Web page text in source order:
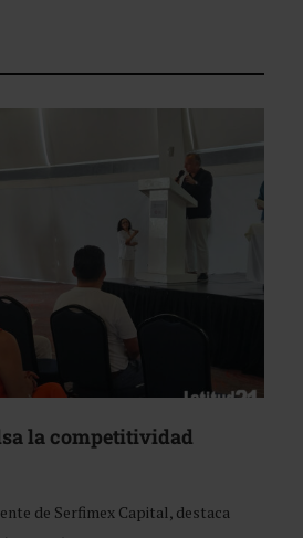
la competitividad
de Serfimex Capital, destaca